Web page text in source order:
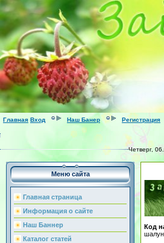
Главная Вход Наш Банер Регистрация
Четверг,
Меню сайта
Главная страница
Информация о сайте
Наш Баннер
Каталог статей
Код